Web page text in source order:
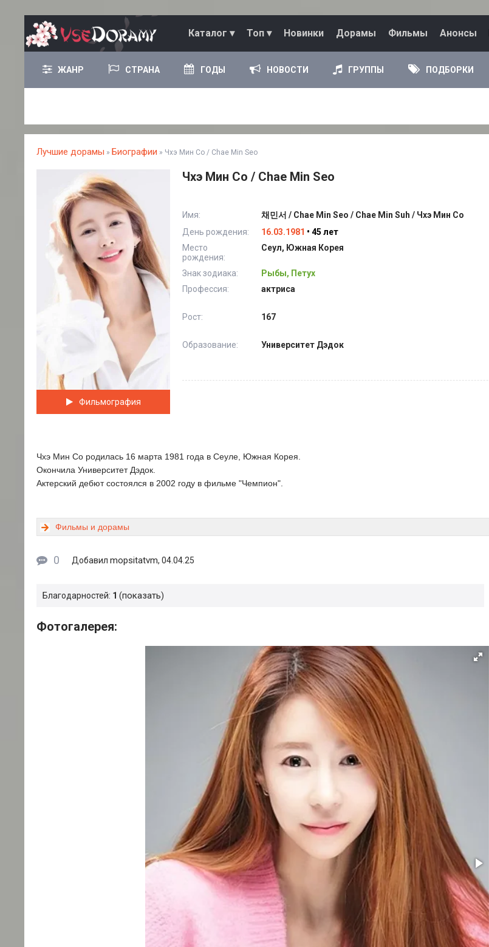
Каталог ▾ Топ ▾ Новинки Дорамы Фильмы Анонсы
ЖАНР СТРАНА ГОДЫ НОВОСТИ ГРУППЫ ПОДБОРКИ
Лучшие дорамы » Биографии » Чхэ Мин Со / Chae Min Seo
Фильмография
Чхэ Мин Со / Chae Min Seo
Имя:
채민서 / Chae Min Seo / Chae Min Suh / Чхэ Мин Со
День рождения:
16.03.1981 • 45 лет
Место
рождения:
Сеул, Южная Корея
Знак зодиака:
Рыбы, Петух
Профессия:
актриса
Рост: 167
Образование: Университет Дэдок
Чхэ Мин Со родилась 16 марта 1981 года в Сеуле, Южная Корея.
Окончила Университет Дэдок.
Актерский дебют состоялся в 2002 году в фильме "Чемпион".
Фильмы и дорамы
0 Добавил mopsitatvm, 04.04.25
Благодарностей: 1 показать
Фотогалерея: